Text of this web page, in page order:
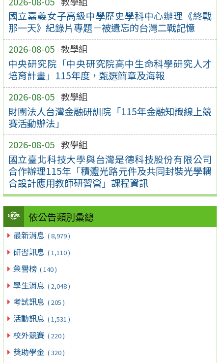
國立嘉義女子高級中學歷史學科中心辦理《終戰
那一天》紀錄片專題－被遺忘的台灣二戰記憶
2026-08-05 教學組
中央研究院「中央研究院高中生命科學研究人才
培育計畫」115年度，甄選簡章及海報
2026-08-05 教學組
財團法人台灣金融研訓院「115年金融知識線上競
賽活動辦法」
2026-08-05 教學組
國立臺北科技大學與台灣是德科技股份有限公司
合作辦理115年「積體光路元件及共同封裝光學耦
合設計應用教師研習營」課程資訊
依公告類別彙總
最新消息 ( 8,979 )
研習訊息 ( 1,110 )
榮譽榜 ( 140 )
學生消息 ( 2,048 )
考試訊息 ( 205 )
活動訊息 ( 1,531 )
校外競賽 ( 220 )
獎助學金 ( 320 )